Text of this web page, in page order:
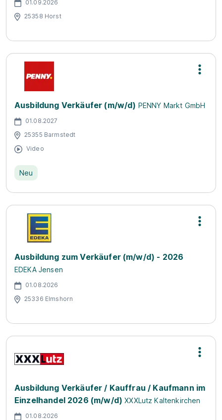
01.09.2026
25358 Horst
Ausbildung Verkäufer (m/w/d) PENNY Markt GmbH
01.08.2027
25355 Barmstedt
Video
Neu
Ausbildung zum Verkäufer (m/w/d) - 2026
EDEKA Jensen
01.08.2026
25336 Elmshorn
Ausbildung Verkäufer / Kauffrau / Kaufmann im
Einzelhandel 2026 (m/w/d) XXXLutz Kaltenkirchen
01.08.2026